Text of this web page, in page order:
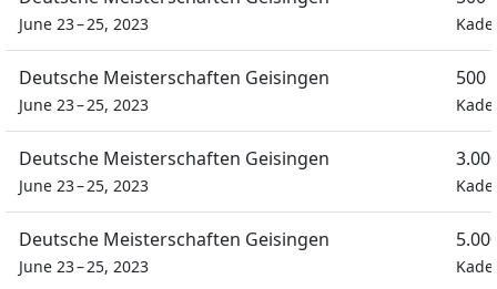
June 23 – 25, 2023
Deutsche Meisterschaften Geisingen
June 23 – 25, 2023
500
Deutsche Meisterschaften Geisingen
June 23 – 25, 2023
Deutsche Meisterschaften Geisingen
June 23 – 25, 2023